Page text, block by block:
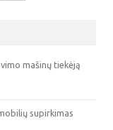
mašinų tiekėją
supirkimas